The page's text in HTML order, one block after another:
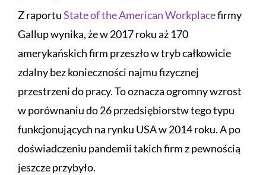
Z raportuState of the American Workplacefirmy
Gallup wynika, że w 2017 roku aż 170
amerykańskich firm przeszło w tryb całkowicie
zdalny bez konieczności najmu fizycznej
przestrzeni do pracy. To oznacza ogromny wzrost
w porównaniu do 26 przedsiębiorstw tego typu
funkcjonujących na rynku USA w 2014 roku. A po
doświadczeniu pandemii takich firm z pewnością
jeszcze przybyło.